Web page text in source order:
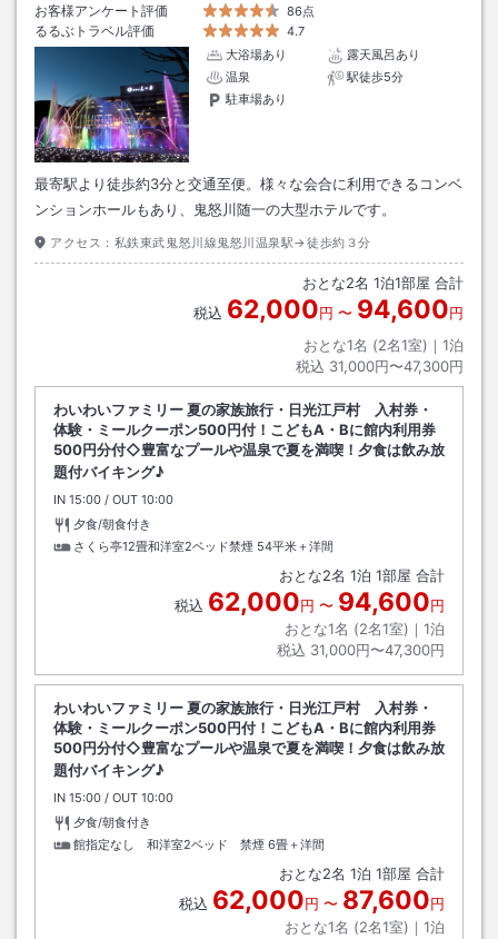
お客様アンケート評価
86点
るるぶトラベル評価
4.7
大浴場あり
露天風呂あり
温泉
駅徒歩5分
駐車場あり
最寄駅より徒歩約3分と交通至便。様々な会合に利用できるコンベ
ンションホールもあり、鬼怒川随一の大型ホテルです。
アクセス： 私鉄東武鬼怒川線鬼怒川温泉駅→徒歩約３分
おとな2名 1泊1部屋 合計
税込 62,000円 〜 94,600円
おとな1名 (2名1室)｜ 1泊
税込 31,000円〜47,300円
わいわいファミリー 夏の家族旅行・日光江戸村 入村券・
体験・ミールクーポン500円付！こどもA・Bに館内利用券
500円分付◇豊富なプールや温泉で夏を満喫！夕食は飲み放
題付バイキング♪
IN チェックイン
15:00 / OUT チェックアウト
10:00
夕食/朝食付き
さくら亭12畳和洋室2ベッド禁煙 54平米＋洋間
おとな2名 1泊 1部屋 合計
税込 62,000円 〜 94,600円
おとな1名 (2名1室)｜ 1泊
税込 31,000円〜47,300円
わいわいファミリー 夏の家族旅行・日光江戸村 入村券・
体験・ミールクーポン500円付！こどもA・Bに館内利用券
500円分付◇豊富なプールや温泉で夏を満喫！夕食は飲み放
題付バイキング♪
IN チェックイン
15:00 / OUT チェックアウト
10:00
夕食/朝食付き
館指定なし 和洋室2ベッド 禁煙 6畳＋洋間
おとな2名 1泊 1部屋 合計
税込 62,000円 〜 87,600円
おとな1名 (2名1室)｜ 1泊